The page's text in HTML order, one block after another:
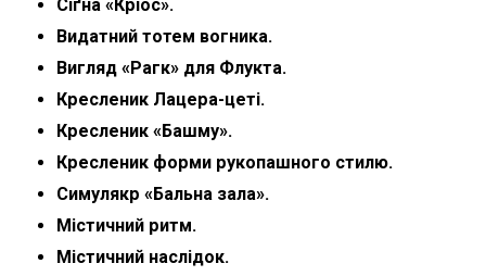
Сіґна «Кріос».
Видатний тотем вогника.
Вигляд «Рагк» для Флукта.
Кресленик Лацера-цеті.
Кресленик «Башму».
Кресленик форми рукопашного стилю.
Симулякр «Бальна зала».
Містичний ритм.
Містичний наслідок.